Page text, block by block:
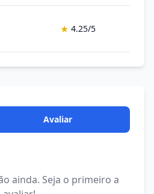
★ 4.25/5
Avaliar
ainda. Seja o primeiro a